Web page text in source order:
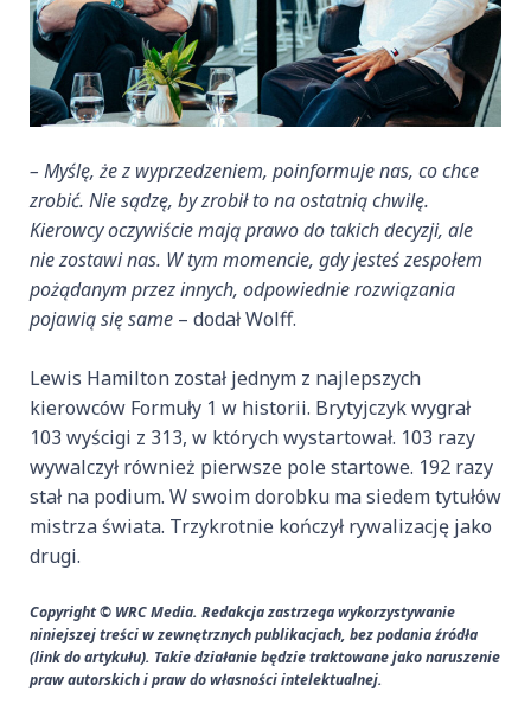
– Myślę, że z wyprzedzeniem, poinformuje nas, co chce
zrobić. Nie sądzę, by zrobił to na ostatnią chwilę.
Kierowcy oczywiście mają prawo do takich decyzji, ale
nie zostawi nas. W tym momencie, gdy jesteś zespołem
pożądanym przez innych, odpowiednie rozwiązania
pojawią się same – dodał Wolff.
Lewis Hamilton został jednym z najlepszych
kierowców Formuły 1 w historii. Brytyjczyk wygrał
103 wyścigi z 313, w których wystartował. 103 razy
wywalczył również pierwsze pole startowe. 192 razy
stał na podium. W swoim dorobku ma siedem tytułów
mistrza świata. Trzykrotnie kończył rywalizację jako
drugi.
Copyright © WRC Media. Redakcja zastrzega wykorzystywanie
niniejszej treści w zewnętrznych publikacjach, bez podania źródła
(link do artykułu). Takie działanie będzie traktowane jako naruszenie
praw autorskich i praw do własności intelektualnej.